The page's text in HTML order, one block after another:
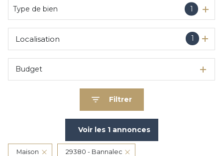
Type de bien 1
1
Localisation
Budget
Filtrer
Voir les 1annonces
Maison 29380 - Bannalec